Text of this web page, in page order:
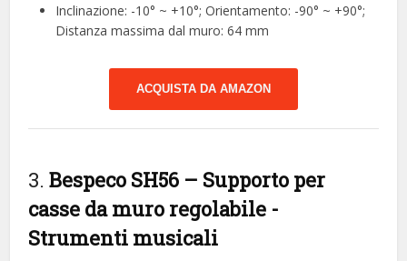
Inclinazione: -10° ~ +10°; Orientamento: -90° ~ +90°;
Distanza massima dal muro: 64 mm
ACQUISTA DA AMAZON
3.Bespeco SH56 – Supporto per
casse da muro regolabile -
Strumenti musicali